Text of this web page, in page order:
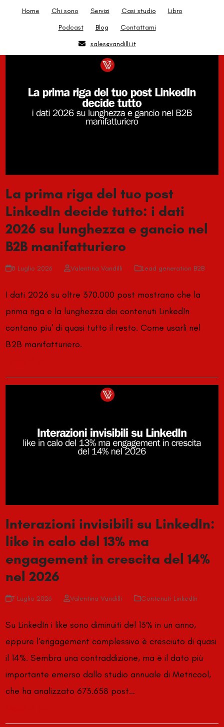
Home Chi sono Servizi Casi studio
Libro
Podcast
Blog
Contattami
sales@vandilli.it
La prima riga del tuo post
LinkedIn decide tutto: i dati
2026 su lunghezza e gancio nel
B2B manifatturiero
8 Luglio 2026 Valentina Vandilli Lead generation B2B
I dati 2026 su oltre 370.000 post mostrano che la
prima riga e la lunghezza dei contenuti LinkedIn
contano piu' di quasi tutto il resto. Come usarli nel
B2B manifatturiero.
Interazioni invisibili su LinkedIn:
like in calo del 13% ma
engagement in crescita del 14%
nel 2026
7 Luglio 2026 Valentina Vandilli Contenuti LinkedIn
Su LinkedIn i like sono diminuiti del 13% in un anno,
eppure l'engagement complessivo è cresciuto di quasi
il 14%. Sembra una contraddizione, ma è il dato più
importante emerso dallo studio annuale di Metricool,
che ha analizzato 673.658 post…